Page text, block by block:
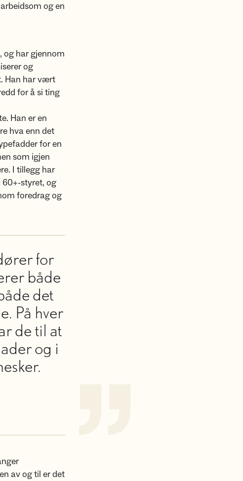
og en
og har gjennom
og
Han har vært
for å si ting
Han er en
hva enn det
for en
som igjen
I tillegg har
60+-styret, og
foredrag og
for
både
det
På hver
de til at
og i
av og til er det